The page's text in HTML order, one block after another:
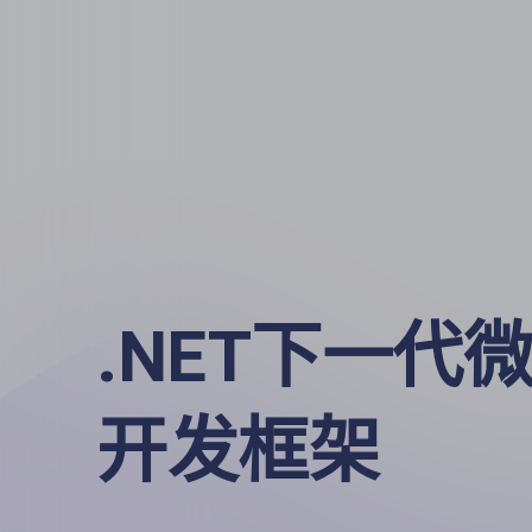
.NET下一代
开发框架